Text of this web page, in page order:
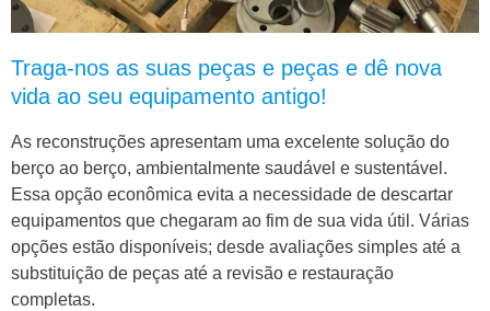
Traga-nos as suas peças e peças e dê nova
vida ao seu equipamento antigo!
As reconstruções apresentam uma excelente solução do
berço ao berço, ambientalmente saudável e sustentável.
Essa opção econômica evita a necessidade de descartar
equipamentos que chegaram ao fim de sua vida útil. Várias
opções estão disponíveis; desde avaliações simples até a
substituição de peças até a revisão e restauração
completas.